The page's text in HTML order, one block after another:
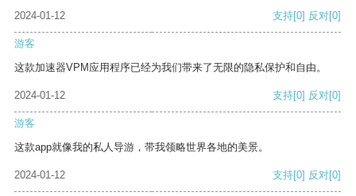
2024-01-12
支持[0] 反对[0]
游客
这款加速器VPM应用程序已经为我们带来了无限的隐私保护和自由。
2024-01-12 支持[0] 反对[0]
游客
这款app就像我的私人导游，带我领略世界各地的美景。
2024-01-12 支持[0] 反对[0]